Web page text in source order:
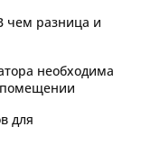
чем разница и
необходима
помещении
для